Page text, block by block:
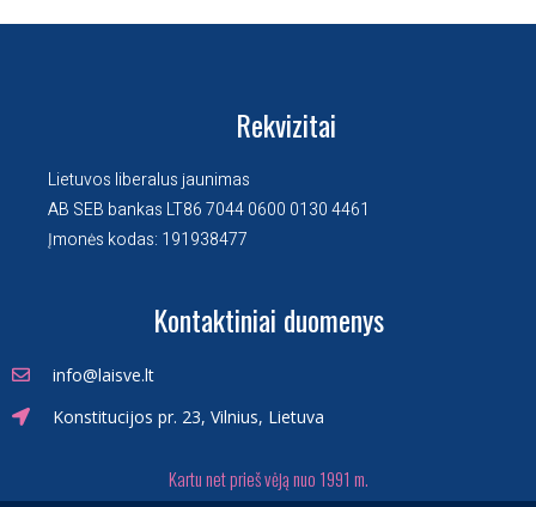
Rekvizitai
Lietuvos liberalus jaunimas
AB SEB bankas LT86 7044 0600 0130 4461
Įmonės kodas: 191938477
Kontaktiniai duomenys
info@laisve.lt
Konstitucijos pr. 23, Vilnius, Lietuva
Kartu net prieš vėją nuo 1991 m.